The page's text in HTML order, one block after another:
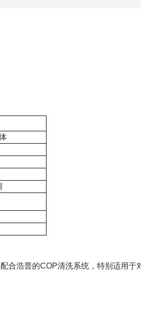
合浩普的COP清洗系统，特别适用于